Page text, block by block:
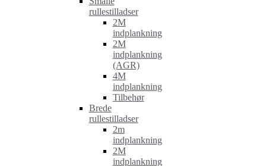
rullestilladser
2M
indplankning
2M
indplankning
(AGR)
4M
indplankning
Tilbehør
Brede
rullestilladser
2m
indplankning
2M
indplankning